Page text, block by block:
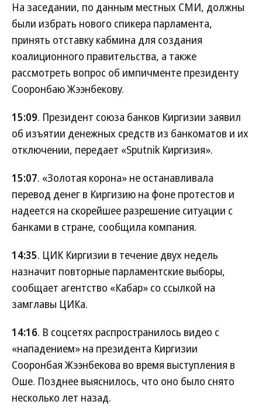
На заседании, по данным местных СМИ, должны
были избрать нового спикера парламента,
принять отставку кабмина для создания
коалиционного правительства, а также
рассмотреть вопрос об импичменте президенту
Сооронбаю Жээнбекову.
15:09. Президент союза банков Киргизии заявил
об изъятии денежных средств из банкоматов и их
отключении, передает «Sputnik Киргизия».
15:07. «Золотая корона» не останавливала
перевод денег в Киргизию на фоне протестов и
надеется на скорейшее разрешение ситуации с
банками в стране, сообщила компания.
14:35. ЦИК Киргизии в течение двух недель
назначит повторные парламентские выборы,
сообщает агентство «Кабар» со ссылкой на
замглавы ЦИКа.
14:16. В соцсетях распространилось видео с
«нападением» на президента Киргизии
Сооронбая Жээнбекова во время выступления в
Оше. Позднее выяснилось, что оно было снято
несколько лет назад.